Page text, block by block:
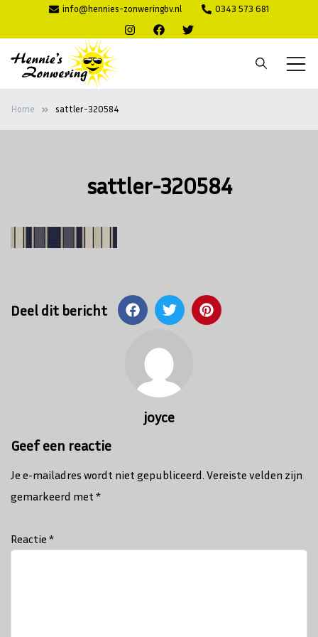
inhoud
info@hennies-zonweringbv.nl 0343 573 681
Hennie's
Zonwering
Home sattler-320584
sattler-320584
Deel dit bericht
joyce
Geef een reactie
Je e-mailadres wordt niet gepubliceerd. Vereiste velden zijn
gemarkeerd met *
Reactie *